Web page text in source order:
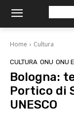
Home Cultura
CULTURA ONU ONU
Bologna:
Portico di
UNESCO